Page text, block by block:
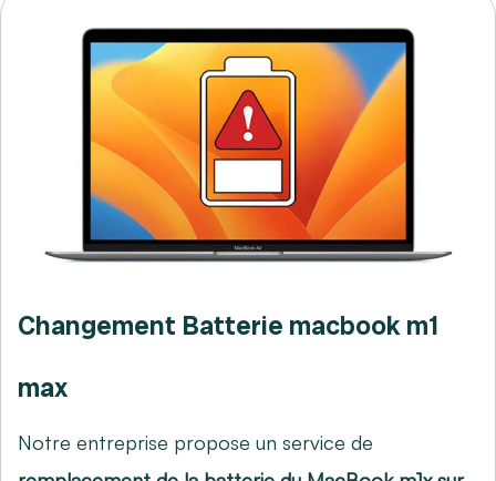
Changement Batterie macbook m1
max
Notre entreprise propose un service de